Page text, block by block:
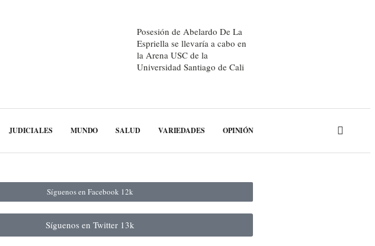
Posesión de Abelardo De La
Espriella se llevaría a cabo en
la Arena USC de la
Universidad Santiago de Cali
JUDICIALES MUNDO SALUD VARIEDADES OPINIÓN
Síguenos en Facebook 12k
Síguenos en Twitter 13k